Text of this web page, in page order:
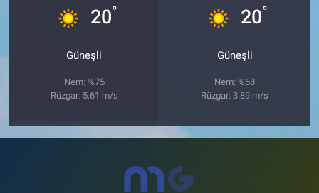
20°
Güneşli
Nem: %75
Rüzgar: 5.61 m/s
20°
Güneşli
Nem: %68
Rüzgar: 3.89 m/s